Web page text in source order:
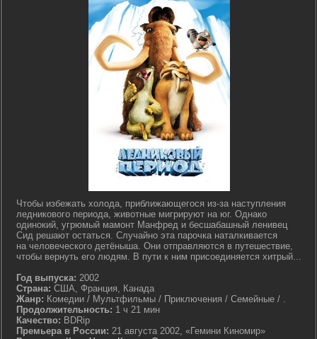
Чтобы избежать холода, приближающегося из-за наступления
ледникового периода, животные мигрируют на юг. Однако
одинокий, угрюмый мамонт Манфред и бесшабашный ленивец
Сид решают остаться. Случайно эта парочка наталкивается
на человеческого детёныша. Они отправляются в путешествие,
чтобы вернуть его людям. В пути к ним присоединяется хитрый...
Год выпуска: 2002
Страна: США, Франция, Канада
Жанр: Комедии / Мультфильмы / Приключения / Семейные / .
Продолжительность: 1 ч 21 мин
Качество: BDRip
Премьера в России: 21 августа 2002, «Гемини Киномир»